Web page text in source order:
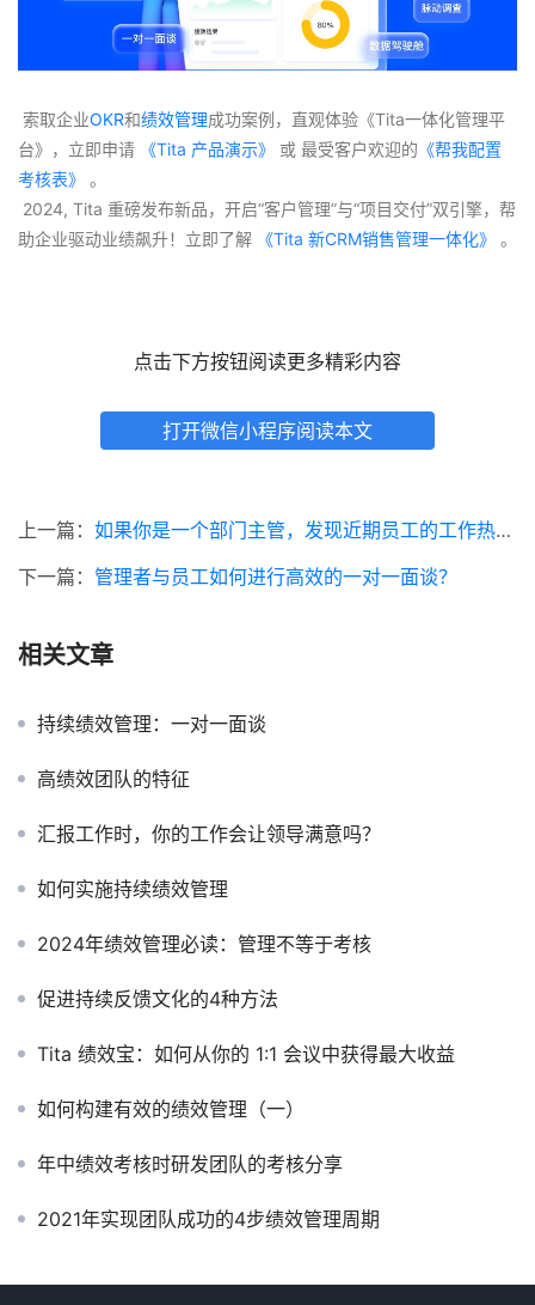
索取企业OKR和绩效管理成功案例，直观体验《Tita一体化管理平
台》，立即申请 《Tita 产品演示》 或 最受客户欢迎的 《帮我配置
考核表》
。
助企业驱动业绩飙升！立即了解 《Tita 新CRM销售管理一体化》 。
点击下方按钮阅读更多精彩内容
打开微信小程序阅读本文
上一篇： 如果你是一个部门主管，发现近期员工的工作热情不高，要如何解决？
下一篇： 管理者与员工如何进行高效的一对一面谈？
相关文章
持续绩效管理：一对一面谈
高绩效团队的特征
汇报工作时，你的工作会让领导满意吗？
如何实施持续绩效管理
2024年绩效管理必读：管理不等于考核
促进持续反馈文化的4种方法
Tita 绩效宝：如何从你的 1:1 会议中获得最大收益
如何构建有效的绩效管理（一）
年中绩效考核时研发团队的考核分享
2021年实现团队成功的4步绩效管理周期